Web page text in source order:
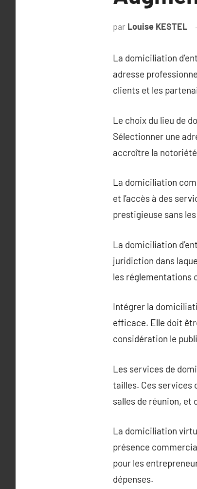
par Louise KESTEL
La domiciliation
adresse
clients et les
Le choix du lieu de
Sélectionner une
accroître la
La domiciliation
et l’accès à des
prestigieuse sans
La domiciliation
juridiction dans
les réglementations
Intégrer la
efficace. Elle doit
considération le
Les services de
tailles. Ces services
salles de réunion, et
La domiciliation
présence
pour les
dépenses.